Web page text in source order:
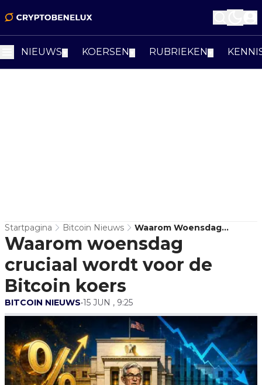
NIEUWS KOERSEN RUBRIEKEN
Startpagina Bitcoin Nieuws
Waarom Woensdag
Cruciaal Wordt Voor De
Bitcoin Koers
Waarom woensdag
cruciaal wordt voor de
Bitcoin koers
BITCOIN NIEUWS•15 JUN , 9:25